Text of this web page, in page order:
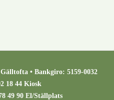
• Bankgiro: 5159-0032
18 44 Kiosk
90 El/Ställplats